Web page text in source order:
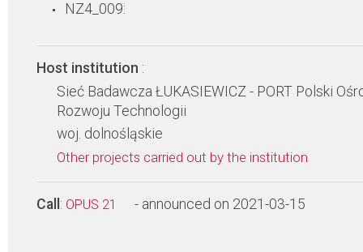
NZ4_009:
Host institution :
Sieć Badawcza ŁUKASIEWICZ - PORT Polski
Rozwoju Technologii
woj. dolnośląskie
Other projects carried out by the institution
Call : OPUS 21 - announced on 2021-03-15